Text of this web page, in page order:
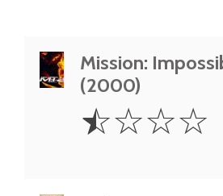
Mission:
(2000)
0.5
Star
☆☆☆☆